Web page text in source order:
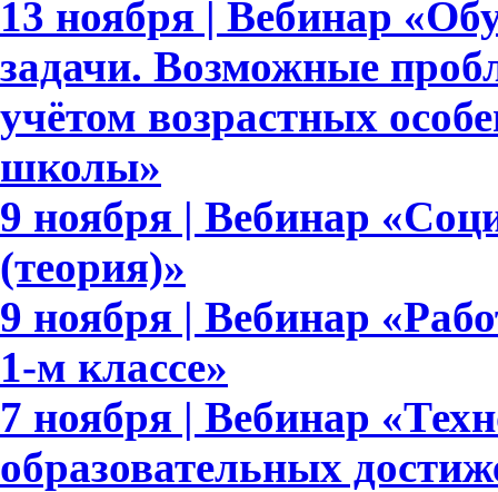
13 ноября | Вебинар
задачи. Возможные
учётом возрастных
школы»
9 ноября | Вебинар
(теория)»
9 ноября | Вебинар
1-м классе»
7 ноября | Вебинар
образовательных